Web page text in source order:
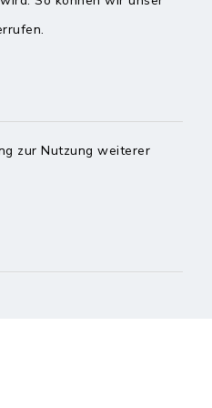
zur Nutzung weiterer
Meldorfer Koog